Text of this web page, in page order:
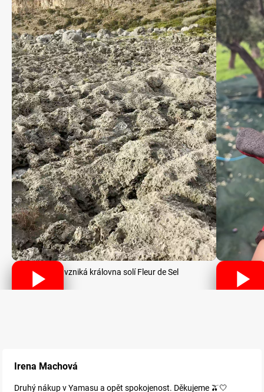
Jak vzniká královna solí Fleur de Sel
Irena Machová
Druhý nákup v Yamasu a opět spokojenost. Děkujeme 🫒🤍